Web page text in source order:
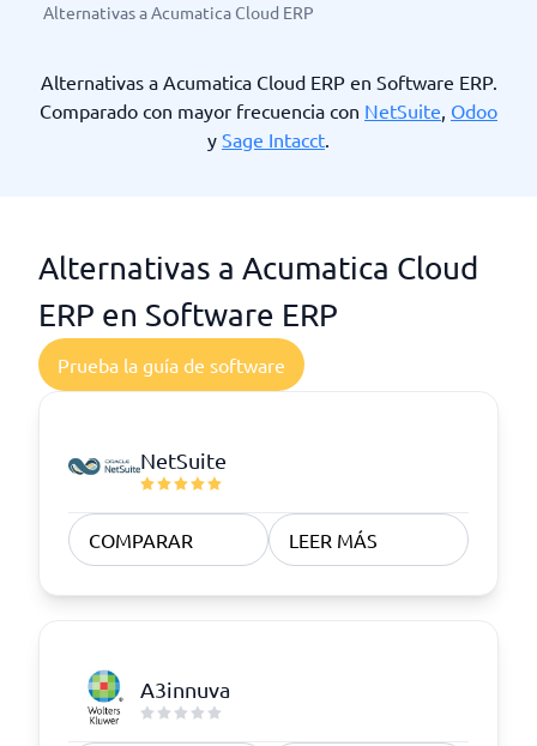
Alternativas a Acumatica Cloud ERP
Alternativas a Acumatica Cloud ERP en Software ERP.
Comparado con mayor frecuencia con NetSuite, Odoo
y Sage Intacct.
Alternativas a Acumatica Cloud
ERP en Software ERP
Prueba la guía de software
NetSuite
COMPARAR LEER MÁS
A3innuva